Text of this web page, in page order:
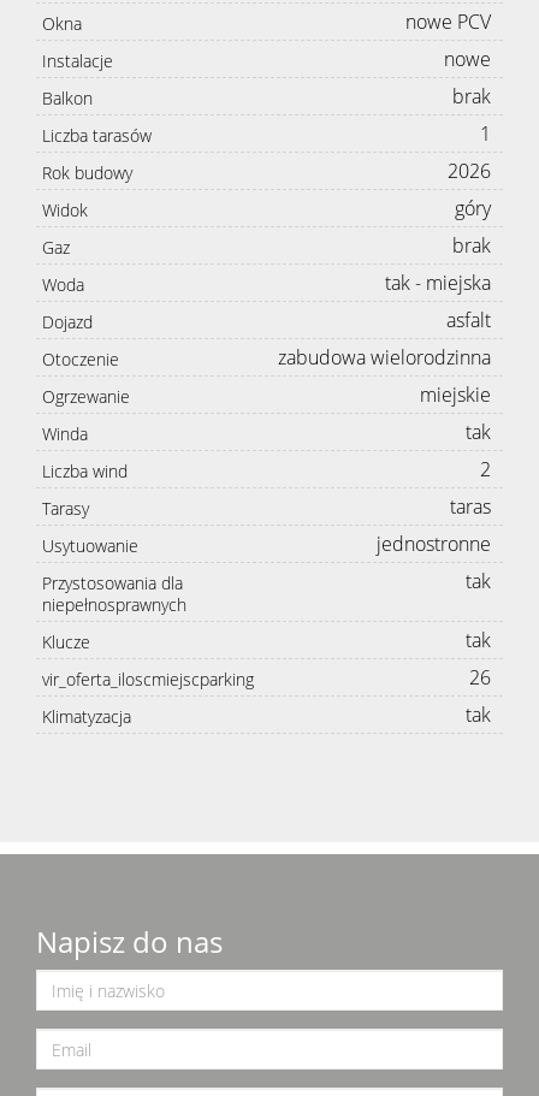
Okna nowe PCV
Instalacje nowe
Balkon brak
Liczba tarasów 1
Rok budowy 2026
Widok góry
Gaz brak
Woda tak - miejska
Dojazd asfalt
Otoczenie zabudowa wielorodzinna
Ogrzewanie miejskie
Winda tak
Liczba wind 2
Tarasy taras
Usytuowanie jednostronne
Przystosowania dla
niepełnosprawnych
tak
Klucze tak
vir_oferta_iloscmiejscparking 26
Klimatyzacja tak
Napisz do nas